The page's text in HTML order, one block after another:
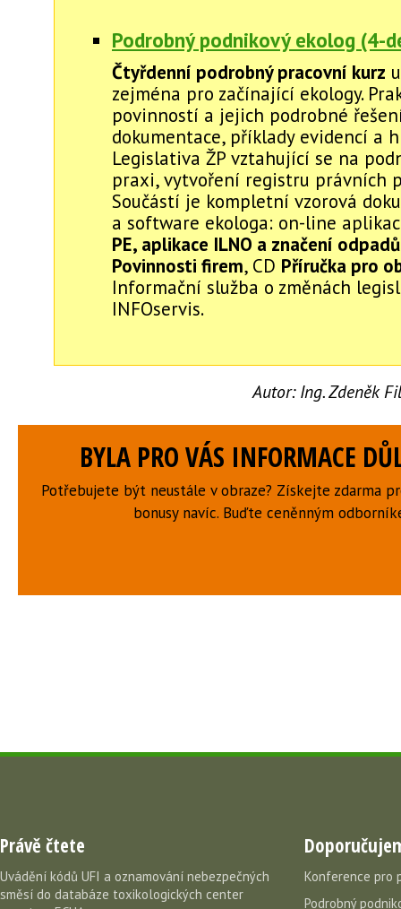
Podrobný podnikový ekolog (4-
Čtyřdenní podrobný pracovní kurz
zejména pro začínající ekology.
povinností a jejich podrobné
dokumentace, příklady evidencí a
Legislativa ŽP vztahující se na
praxi, vytvoření registru právních
Součástí je kompletní vzorová
a software ekologa: on-line
PE, aplikace ILNO a značení odpadů
Povinnosti firem, CD Příručka pro
Informační služba o změnách
INFOservis.
Autor: Ing. Zdeněk
BYLA PRO VÁS INFORMACE
Potřebujete být neustále v obraze? Získejte zdarma
bonusy navíc. Buďte ceněnným
Právě čtete
Uvádění kódů UFI a oznamování nebezpečných
směsí do databáze toxikologických center
Konference pro
Podrobný